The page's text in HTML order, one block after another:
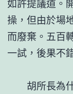
如許提議道。
操，但由於場
而廢棄。五百
一試，後果不
胡所長為什